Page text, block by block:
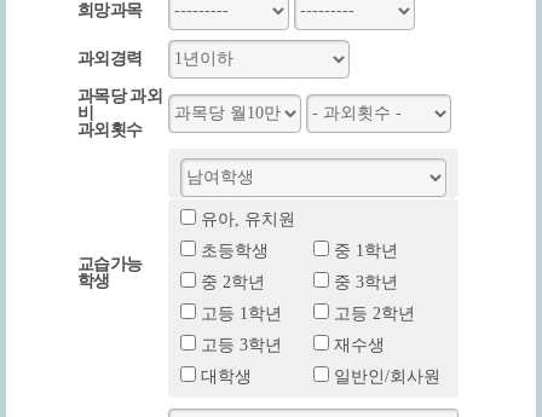
희망과목
과외경력
과목당 과외
비
과외횟수
교습가능
학생
유아, 유치원
초등학생
중 1학년
중 2학년
중 3학년
고등 1학년
고등 2학년
고등 3학년
재수생
대학생
일반인/회사원